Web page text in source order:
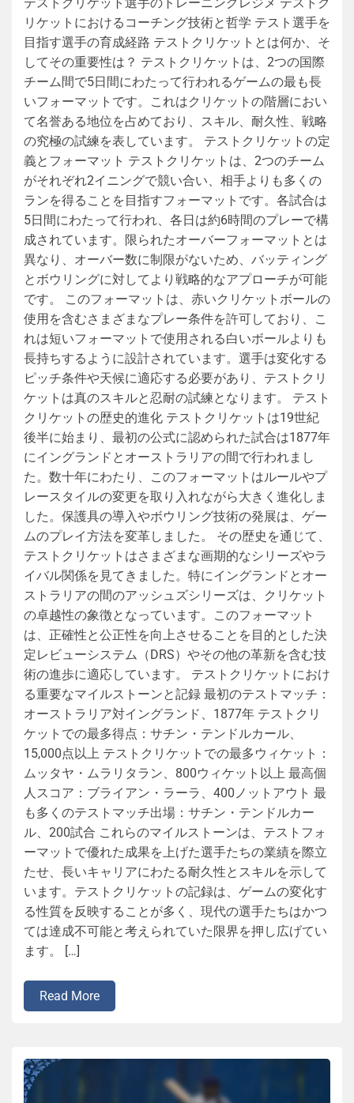
リケットにおけるコーチング技術と哲学 テスト選手を
目指す選手の育成経路 テストクリケットとは何か、そ
してその重要性は？ テストクリケットは、2つの国際
チーム間で5日間にわたって行われるゲームの最も長
いフォーマットです。これはクリケットの階層におい
て名誉ある地位を占めており、スキル、耐久性、戦略
の究極の試練を表しています。 テストクリケットの定
義とフォーマット テストクリケットは、2つのチーム
がそれぞれ2イニングで競い合い、相手よりも多くの
ランを得ることを目指すフォーマットです。各試合は
5日間にわたって行われ、各日は約6時間のプレーで構
成されています。限られたオーバーフォーマットとは
異なり、オーバー数に制限がないため、バッティング
とボウリングに対してより戦略的なアプローチが可能
です。 このフォーマットは、赤いクリケットボールの
使用を含むさまざまなプレー条件を許可しており、こ
れは短いフォーマットで使用される白いボールよりも
長持ちするように設計されています。選手は変化する
ピッチ条件や天候に適応する必要があり、テストクリ
ケットは真のスキルと忍耐の試練となります。 テスト
クリケットの歴史的進化 テストクリケットは19世紀
後半に始まり、最初の公式に認められた試合は1877年
にイングランドとオーストラリアの間で行われまし
た。数十年にわたり、このフォーマットはルールやプ
レースタイルの変更を取り入れながら大きく進化しま
した。保護具の導入やボウリング技術の発展は、ゲー
ムのプレイ方法を変革しました。 その歴史を通じて、
テストクリケットはさまざまな画期的なシリーズやラ
イバル関係を見てきました。特にイングランドとオー
ストラリアの間のアッシュズシリーズは、クリケット
の卓越性の象徴となっています。このフォーマット
は、正確性と公正性を向上させることを目的とした決
定レビューシステム（DRS）やその他の革新を含む技
術の進歩に適応しています。 テストクリケットにおけ
る重要なマイルストーンと記録 最初のテストマッチ：
オーストラリア対イングランド、1877年 テストクリ
ケットでの最多得点：サチン・テンドルカール、
15,000点以上 テストクリケットでの最多ウィケット：
ムッタヤ・ムラリタラン、800ウィケット以上 最高個
人スコア：ブライアン・ラーラ、400ノットアウト 最
も多くのテストマッチ出場：サチン・テンドルカー
ル、200試合 これらのマイルストーンは、テストフォ
ーマットで優れた成果を上げた選手たちの業績を際立
たせ、長いキャリアにわたる耐久性とスキルを示して
います。テストクリケットの記録は、ゲームの変化す
る性質を反映することが多く、現代の選手たちはかつ
ては達成不可能と考えられていた限界を押し広げてい
ます。 […]
Read More